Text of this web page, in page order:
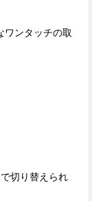
ワンタッチの取
切り替えられ